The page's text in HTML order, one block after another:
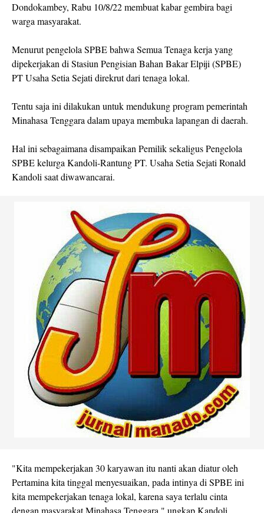
Dondokambey, Rabu 10/8/22 membuat kabar gembira bagi
warga masyarakat.
Menurut pengelola SPBE bahwa Semua Tenaga kerja yang
dipekerjakan di Stasiun Pengisian Bahan Bakar Elpiji (SPBE)
PT Usaha Setia Sejati direkrut dari tenaga lokal.
Tentu saja ini dilakukan untuk mendukung program pemerintah
Minahasa Tenggara dalam upaya membuka lapangan di daerah.
Hal ini sebagaimana disampaikan Pemilik sekaligus Pengelola
SPBE kelurga Kandoli-Rantung PT. Usaha Setia Sejati Ronald
Kandoli saat diwawancarai.
"Kita mempekerjakan 30 karyawan itu nanti akan diatur oleh
Pertamina kita tinggal menyesuaikan, pada intinya di SPBE ini
kita mempekerjakan tenaga lokal, karena saya terlalu cinta
dengan masyarakat Minahasa Tenggara," ungkap Kandoli.